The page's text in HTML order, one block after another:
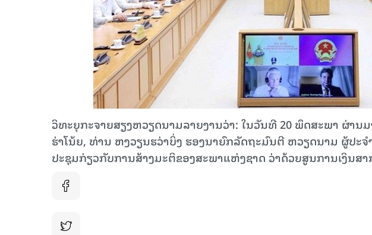
ວິທະຍຸກະຈາຍສຽງຫວຽດນາມລາຍງານວ່າ: ໃນວັນທີ 20 ພຶດສະພາ ຜ່າ
ຮ່າໂນ້ຍ, ທ່ານ ຫງວຽນຮວ່າບິ່ງ ຮອງນາຍົກລັດຖະມົນຕີ ຫວຽດນາມ ຜູ້ປະ
ປະຊຸມກ່ຽວກັບການສ້າງມະຕິຂອງສະພາແຫ່ງຊາດ ວ່າດ້ວຍສູນການເງິນສ